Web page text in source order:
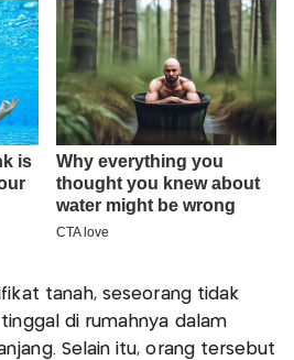
tanah, seseorang tidak
di rumahnya dalam
Selain itu, orang tersebut